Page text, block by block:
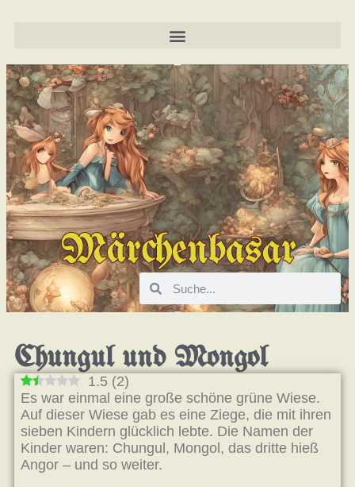
Märchenbasar
Chungul und Mongol
1.5 (2)
Es war einmal eine große schöne grüne Wiese.
Auf dieser Wiese gab es eine Ziege, die mit ihren
sieben Kindern glücklich lebte. Die Namen der
Kinder waren: Chungul, Mongol, das dritte hieß
Angor – und so weiter.